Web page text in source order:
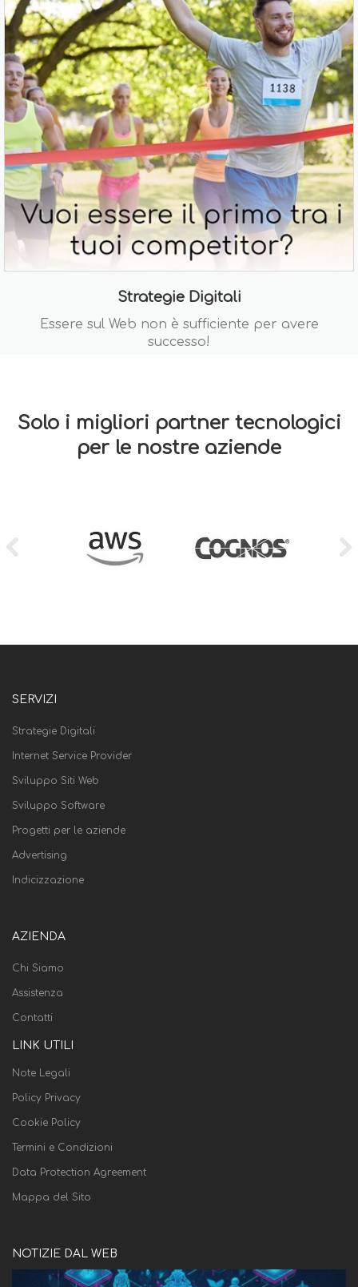
Strategie Digitali
Essere sul Web non è sufficiente per avere
successo!
Solo i migliori partner tecnologici
per le nostre aziende
SERVIZI
Strategie Digitali
Internet Service Provider
Sviluppo Siti Web
Sviluppo Software
Progetti per le aziende
Advertising
Indicizzazione
AZIENDA
Chi Siamo
Assistenza
Contatti
LINK UTILI
Note Legali
Policy Privacy
Cookie Policy
Termini e Condizioni
Data Protection Agreement
Mappa del Sito
NOTIZIE DAL WEB